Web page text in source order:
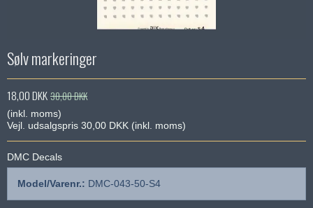
Sølv markeringer
18,00 DKK30,00 DKK
(inkl. moms)
Vejl. udsalgspris 30,00 DKK (inkl. moms)
DMC Decals
Model/Varenr.: DMC-043-50-S4